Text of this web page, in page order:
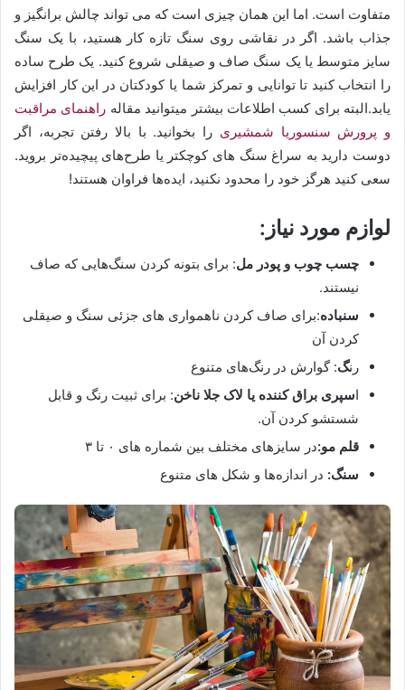
متفاوت است. اما این همان چیزی است که می تواند چالش برانگیز و
جذاب باشد. اگر در نقاشی روی سنگ تازه کار هستید، با یک سنگ
سایز متوسط یا یک سنگ صاف و صیقلی شروع کنید. یک طرح ساده
را انتخاب کنید تا توانایی و تمرکز شما یا کودکتان در این کار افزایش
یابد.البته برای کسب اطلاعات بیشتر میتوانید مقاله راهنمای مراقبت
و پرورش سنسوریا شمشیری را بخوانید. با بالا رفتن تجربه، اگر
دوست دارید به سراغ سنگ های کوچکتر یا طرح‌های پیچیده‌تر بروید.
سعی کنید هرگز خود را محدود نکنید، ایده‌ها فراوان هستند!
لوازم مورد نیاز:
چسب چوب و پودر مل: برای بتونه کردن سنگ‌هایی که صاف
نیستند.
سنباده:برای صاف کردن ناهمواری های جزئی سنگ و صیقلی
کردن آن
رنگ: گوارش در رنگ‌های متنوع
اسپری براق کننده یا لاک جلا ناخن: برای ثبیت رنگ و قابل
شستشو کردن آن.
قلم مو:در سایزهای مختلف بین شماره های ۰ تا ۳
سنگ: در اندازه‌ها و شکل های متنوع